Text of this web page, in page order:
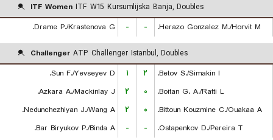
ITF Women ITF W15 Kursumlijska Banja, Doubles
Drame P./Krastenova G.
- - Herazo Gonzalez M./Horvit M.
Challenger ATP Challenger Istanbul, Doubles
Sun F./Yevseyev D.
۱ ۲
Betov S./Simakin I.
Azkara A./Mackinlay J.
۲ ۰
Boitan G. A./Ratti L.
Nedunchezhiyan J./Wang A.
۲ ۰
Bittoun Kouzmine C./Ouakaa A.
Bar Biryukov P./Binda A.
- - Ostapenkov D./Pereira T.